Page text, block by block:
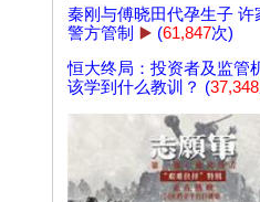
秦刚与傅晓田代孕生子 许
警方管制
▶️ (61,847次)
恒大终局：投资者及监管
该学到什么教训？ (37,348